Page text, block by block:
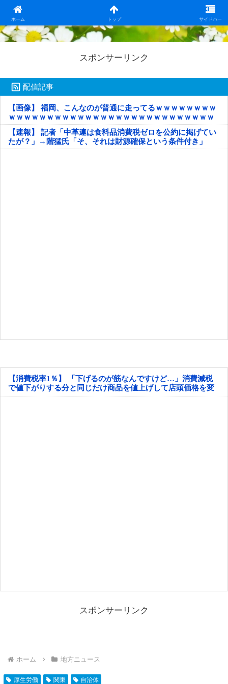
ホーム トップ サイドバー
日本第一！ニュース録
スポンサーリンク
配信記事
【画像】 福岡、こんなのが普通に走ってるｗｗｗｗｗｗｗｗ
ｗｗｗｗｗｗｗｗｗｗｗｗｗｗｗｗｗｗｗｗｗｗｗｗｗｗｗ
ｗｗｗｗｗ
【速報】 記者「中革連は食料品消費税ゼロを公約に掲げてい
たが？」→階猛氏「そ、それは財源確保という条件付き」
【消費税率1％】 「下げるのが筋なんですけど…」消費減税
で値下がりする分と同じだけ商品を値上げして店頭価格を変
えない店も
スポンサーリンク
ホーム 地方ニュース
厚生労働 関東 自治体